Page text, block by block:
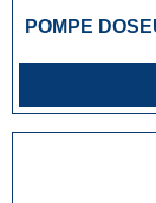
POMPE